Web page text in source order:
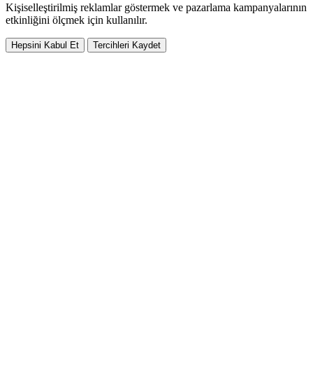
Kişiselleştirilmiş reklamlar göstermek ve pazarlama kampanyalarının
etkinliğini ölçmek için kullanılır.
Hepsini Kabul Et Tercihleri Kaydet